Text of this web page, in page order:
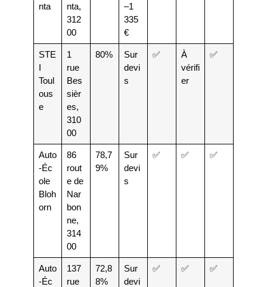
nta
nta,
312
00
–1
335
€
STE
I
Toul
ous
e
1
rue
Bes
sièr
es,
310
00
80%
Sur
devi
s
✅
À
vérifi
er
✅
Auto
-Éc
ole
Bloh
orn
86
rout
e de
Nar
bon
ne,
314
00
78,7
9%
Sur
devi
s
✅ ✅ ✅
Auto
-Éc
137
rue
72,8
8%
Sur
devi
✅ ✅ ✅